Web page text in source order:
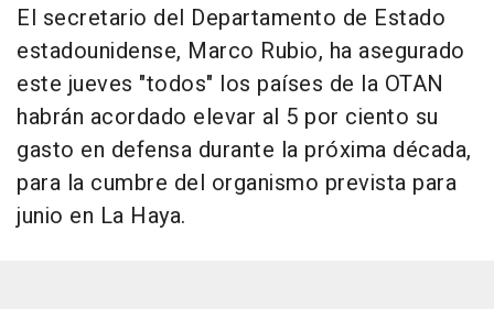
El secretario del Departamento de Estado
estadounidense, Marco Rubio, ha asegurado
este jueves "todos" los países de la OTAN
habrán acordado elevar al 5 por ciento su
gasto en defensa durante la próxima década,
para la cumbre del organismo prevista para
junio en La Haya.